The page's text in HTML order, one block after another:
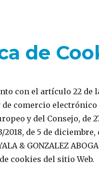
de
con el artículo 22 de
comercio electrónico
y del Consejo, de
2018, de 5 de
& GONZALEZ
cookies del sitio Web.